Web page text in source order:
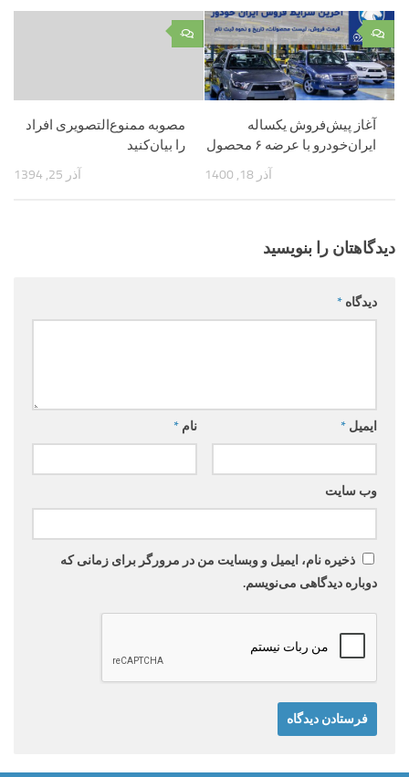
۰
مصوبه ممنوع‌التصویری افراد
را بیان‌کنید
آذر 25, 1394
۰
آغاز پیش‌فروش یکساله
ایران‌خودرو با عرضه ۶ محصول
آذر 18, 1400
دیدگاهتان را بنویسید
دیدگاه *
نام * ایمیل *
وب‌ سایت
ذخیره نام، ایمیل و وبسایت من در مرورگر برای زمانی که
دوباره دیدگاهی می‌نویسم.